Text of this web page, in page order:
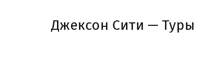
Джексон Сити — Туры